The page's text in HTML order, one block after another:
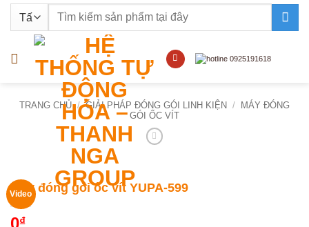
nội
Tìm
TRANG CHỦ / GIẢI PHÁP ĐÓNG GÓI LINH KIỆN /
MÁY ĐÓNG
GÓI ỐC VÍT
Video
Máy đóng gói ốc vít YUPA-599
₫